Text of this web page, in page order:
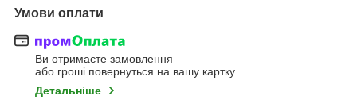
Умови оплати
Ви отримаєте замовлення
або гроші повернуться на вашу картку
Детальніше